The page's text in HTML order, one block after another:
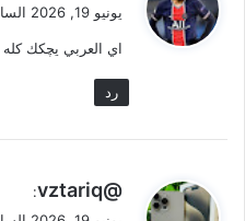
ل
يونيو 19, 2026 الساعة 10:16 ص
اي العربي يچكك
رد
ي
@vztariq
: